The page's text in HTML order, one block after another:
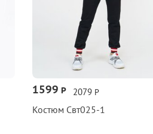
2079 Р
1599 Р
Костюм Свт025‑1